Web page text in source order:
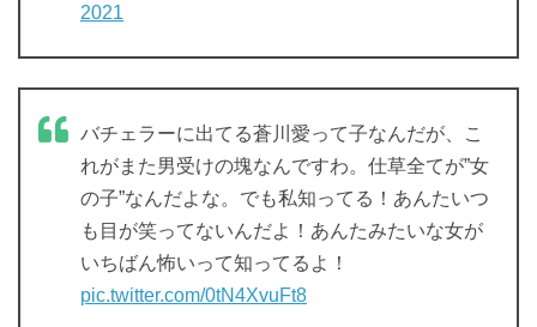
2021
バチェラーに出てる蒼川愛って子なんだが、こ
れがまた男受けの塊なんですわ。仕草全てが”女
の子”なんだよな。でも私知ってる！あんたいつ
も目が笑ってないんだよ！あんたみたいな女が
いちばん怖いって知ってるよ！
pic.twitter.com/0tN4XvuFt8